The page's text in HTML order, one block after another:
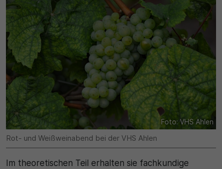
Foto: VHS Ahlen
Rot- und Weißweinabend bei der VHS Ahlen
Im theoretischen Teil erhalten sie fachkundige
Name
SgCookieOptin.lastPreferences
Anbieter
Cookie Consent / Ahlen
Laufzeit
1 Jahr
Zweck
Unter anderem eine zufällig generierte ID, für die
Matomo
Laufzeit
1 Jahr
Zweck
Wird für statistische Zwecke verwendet, um Details
wie die eindeutige Besucher-ID zu speichern.
Name